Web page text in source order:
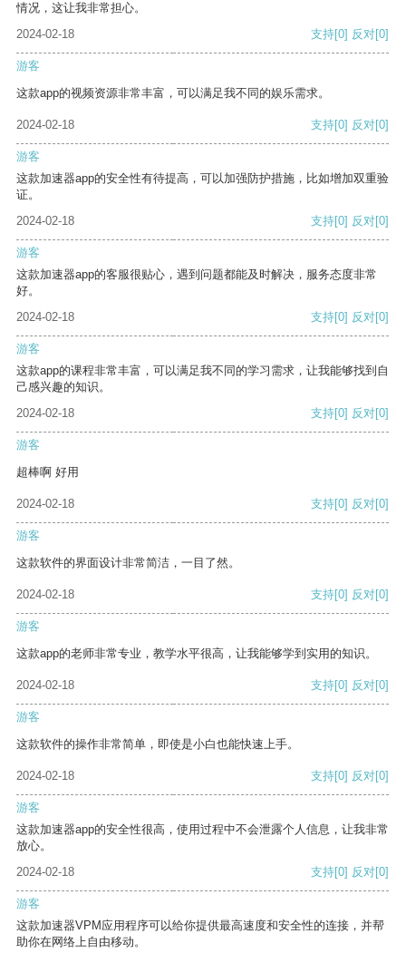
情况，这让我非常担心。
2024-02-18
支持[0] 反对[0]
游客
这款app的视频资源非常丰富，可以满足我不同的娱乐需求。
2024-02-18 支持[0] 反对[0]
游客
这款加速器app的安全性有待提高，可以加强防护措施，比如增加双重验
证。
2024-02-18
支持[0] 反对[0]
游客
这款加速器app的客服很贴心，遇到问题都能及时解决，服务态度非常
好。
2024-02-18
支持[0] 反对[0]
游客
这款app的课程非常丰富，可以满足我不同的学习需求，让我能够找到自
己感兴趣的知识。
2024-02-18
支持[0] 反对[0]
游客
超棒啊 好用
2024-02-18 支持[0] 反对[0]
游客
这款软件的界面设计非常简洁，一目了然。
2024-02-18 支持[0] 反对[0]
游客
这款app的老师非常专业，教学水平很高，让我能够学到实用的知识。
2024-02-18 支持[0] 反对[0]
游客
这款软件的操作非常简单，即使是小白也能快速上手。
2024-02-18 支持[0] 反对[0]
游客
这款加速器app的安全性很高，使用过程中不会泄露个人信息，让我非常
放心。
2024-02-18
支持[0] 反对[0]
游客
这款加速器VPM应用程序可以给你提供最高速度和安全性的连接，并帮
助你在网络上自由移动。